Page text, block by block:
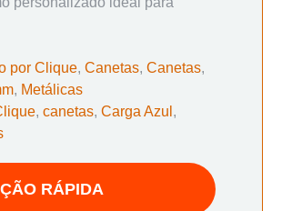
por Clique, Canetas, Canetas,
, Metálicas
, canetas, Carga Azul ,